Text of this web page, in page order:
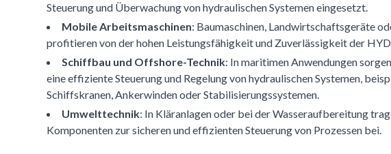
Steuerung und Überwachung von hydraulischen Systemen eingesetzt.
Mobile Arbeitsmaschinen: Baumaschinen, Landwirtschaftsgeräte
profitieren von der hohen Leistungsfähigkeit und Zuverlässigkeit der
Schiffbau und Offshore-Technik: In maritimen Anwendungen
eine effiziente Steuerung und Regelung von hydraulischen Systemen,
Schiffskranen, Ankerwinden oder Stabilisierungssystemen.
Umwelttechnik: In Kläranlagen oder bei der Wasseraufbereitung
Komponenten zur sicheren und effizienten Steuerung von Prozessen bei.